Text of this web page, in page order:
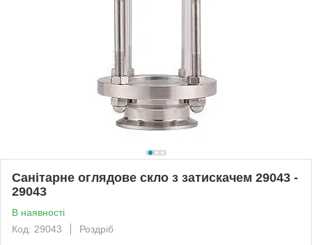
Санітарне оглядове скло з затискачем 29043 -
29043
В наявності
Код: 29043
Роздріб